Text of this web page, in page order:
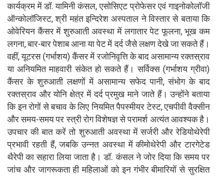
कार्यक्रम में डॉ. यामिनी कंसल, एसोसिएट प्रोफेसर एवं गाइनोकोलॉजी
ऑन्कोलॉजिस्ट, श्री महंत इन्दिरेश अस्पताल ने विस्तार से बताया कि
ओवेरियन कैंसर में शुरुआती अवस्था में लगातार पेट फूलना, भूख कम
लगना, बार-बार पेशाब आना या पेट में दर्द जैसे लक्षण देखे जा सकते हैं।
वहीं, यूटरस (गर्भाशय) कैंसर में रजोनिवृत्ति के बाद असामान्य रक्तस्राव
या अनियमित माहवारी संकेत हो सकते हैं। सर्विक्स (गर्भाशय ग्रीवा)
कैंसर के शुरुआती लक्षणों में असामान्य सफेद पानी, संभोग के बाद
रक्तस्राव और योनि क्षेत्र में दर्द प्रमुख माने जाते हैं। उन्होंने बताया
कि इन रोगों से बचाव के लिए नियमित पैपस्मीयर टेस्ट, एचपीवी वैक्सीन
और समय-समय पर स्त्री रोग विशेषज्ञ से परामर्श अत्यंत आवश्यक है।
उपचार की बात करें तो शुरुआती अवस्था में सर्जरी और रेडियोथेरेपी
प्रभावी रहती हैं, जबकि उन्नत अवस्था में कीमोथेरेपी और टारगेटेड
थैरेपी का सहारा लिया जाता है। डॉ. कंसल ने जोर दिया कि समय पर
जांच और जागरूकता ही महिलाओं को इन गंभीर बीमारियों से सुरक्षित